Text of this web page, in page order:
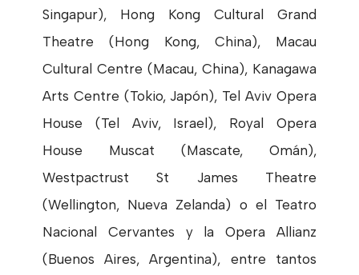
Singapur), Hong Kong Cultural Grand
Theatre (Hong Kong, China), Macau
Cultural Centre (Macau, China), Kanagawa
Arts Centre (Tokio, Japón), Tel Aviv Opera
House (Tel Aviv, Israel), Royal Opera
House Muscat (Mascate, Omán),
Westpactrust St James Theatre
(Wellington, Nueva Zelanda) o el Teatro
Nacional Cervantes y la Opera Allianz
(Buenos Aires, Argentina), entre tantos